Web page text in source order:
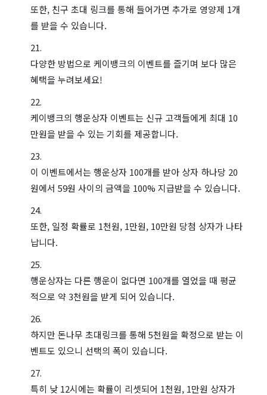
또한, 친구 초대 링크를 통해 들어가면 추가로 영양제 1개
를 받을 수 있습니다.
다양한 방법으로 케이뱅크의 이벤트를 즐기며 보다 많은
혜택을 누려보세요!
케이뱅크의 행운상자 이벤트는 신규 고객들에게 최대 10
만원을 받을 수 있는 기회를 제공합니다.
이 이벤트에서는 행운상자 100개를 받아 상자 하나당 20
원에서 59원 사이의 금액을 100% 지급받을 수 있습니다.
또한, 일정 확률로 1천원, 1만원, 10만원 당첨 상자가 나타
납니다.
행운상자는 다른 행운이 없다면 100개를 열었을 때 평균
적으로 약 3천원을 받게 되어 있습니다.
하지만 돈나무 초대링크를 통해 5천원을 확정으로 받는 이
벤트도 있으니 선택의 폭이 있습니다.
특히 낮 12시에는 확률이 리셋되어 1천원, 1만원 상자가